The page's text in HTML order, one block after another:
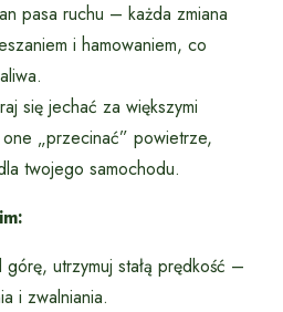
pasa ruchu – każda zmiana
i hamowaniem, co
się jechać za większymi
„przecinać” powietrze,
twojego samochodu.
utrzymuj stałą prędkość –
i zwalniania.